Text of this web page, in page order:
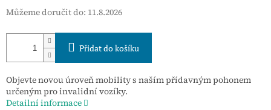
Můžeme doručit do: 11.8.2026
Přidat do košíku
Objevte novou úroveň mobility s naším přídavným pohonem
určeným pro invalidní vozíky.
Detailní informace